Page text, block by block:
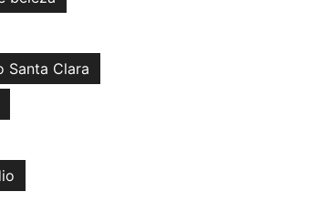
Santa Clara